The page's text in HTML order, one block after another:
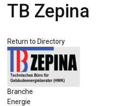
TB Zepina
Return to Directory
Branche
Energie